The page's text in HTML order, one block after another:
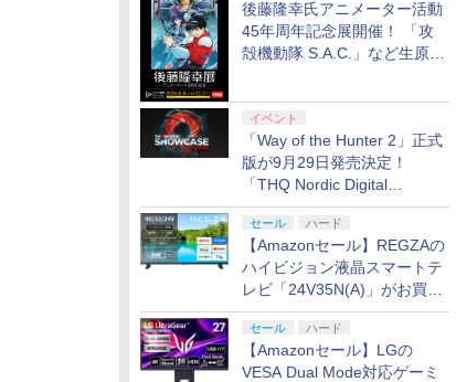
後藤隆幸氏アニメーター活動
45年周年記念展開催！ 「攻
殻機動隊 S.A.C.」など生原
イベント
「Way of the Hunter 2」正式
版が9月29日発売決定！
「THQ Nordic Digital
Showcase 2026」まとめ
セール ハード
【Amazonセール】REGZAの
ハイビジョン液晶スマートテ
レビ「24V35N(A)」がお買い
得！
セール ハード
【Amazonセール】LGの
VESA Dual Mode対応ゲーミ